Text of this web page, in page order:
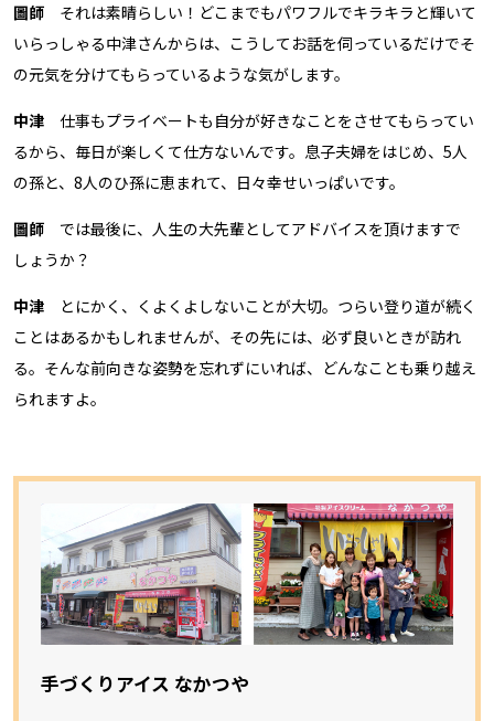
圖師 それは素晴らしい！どこまでもパワフルでキラキラと輝いて
いらっしゃる中津さんからは、こうしてお話を伺っているだけでそ
の元気を分けてもらっているような気がします。
中津 仕事もプライベートも自分が好きなことをさせてもらってい
るから、毎日が楽しくて仕方ないんです。息子夫婦をはじめ、5人
の孫と、8人のひ孫に恵まれて、日々幸せいっぱいです。
圖師 では最後に、人生の大先輩としてアドバイスを頂けますで
しょうか？
中津 とにかく、くよくよしないことが大切。つらい登り道が続く
ことはあるかもしれませんが、その先には、必ず良いときが訪れ
る。そんな前向きな姿勢を忘れずにいれば、どんなことも乗り越え
られますよ。
手づくりアイス なかつや